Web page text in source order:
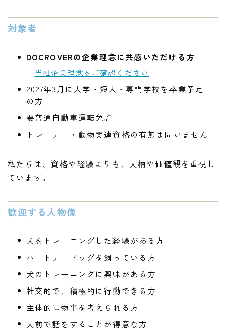
対象者
DOCROVERの企業理念に共感いただける方
当社企業理念をご確認ください
2027年3月に大学・短大・専門学校を卒業予定
の方
要普通自動車運転免許
トレーナー・動物関連資格の有無は問いません
私たちは、資格や経験よりも、人柄や価値観を重視し
ています。
歓迎する人物像
犬をトレーニングした経験がある方
パートナードッグを飼っている方
犬のトレーニングに興味がある方
社交的で、積極的に行動できる方
主体的に物事を考えられる方
人前で話をすることが得意な方